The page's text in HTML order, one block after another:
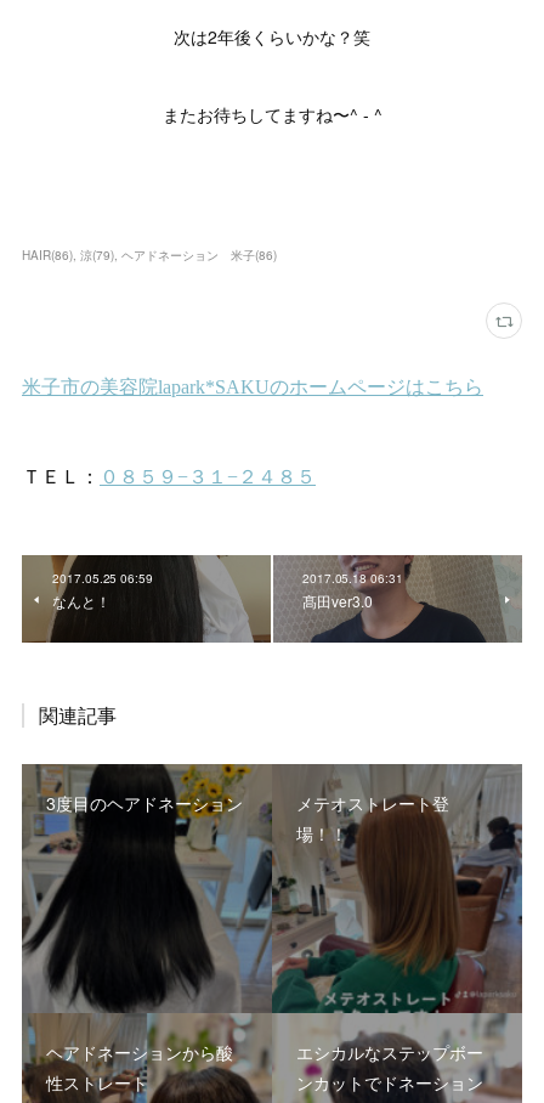
次は2年後くらいかな？笑
またお待ちしてますね〜^ - ^
HAIR(86) 涼(79) ヘアドネーション 米子(86)
2017.05.25 06:59
なんと！
2017.05.18 06:31
髙田ver3.0
関連記事
3度目のヘアドネーション
メテオストレート登
場！！
ヘアドネーションから酸
性ストレート
エシカルなステップボー
ンカットでドネーション